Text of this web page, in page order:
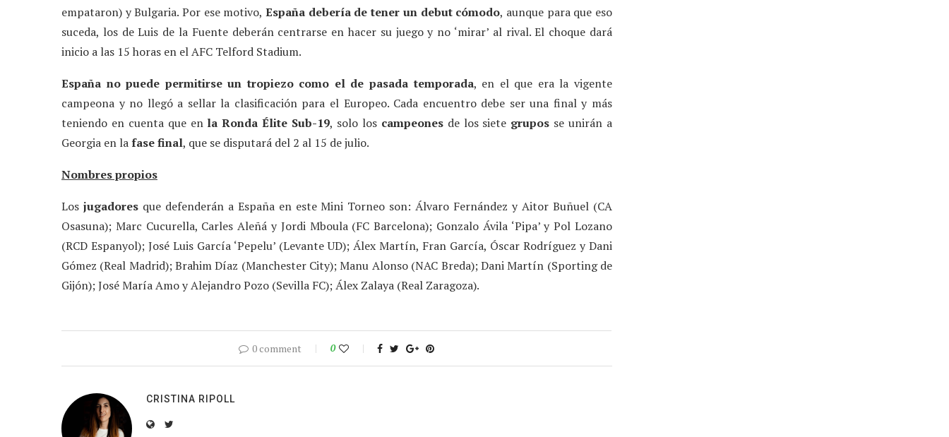
empataron) y Bulgaria. Por ese motivo,España debería de tener un debut cómodo, aunque para que eso
suceda, los de Luis de la Fuente deberán centrarse en hacer su juego y no ‘mirar’ al rival. El choque dará
inicio a las 15 horas en el AFC Telford Stadium.
España no puede permitirse un tropiezo como el de pasada temporada, en el que era la vigente
campeona y no llegó a sellar la clasificación para el Europeo. Cada encuentro debe ser una final y más
teniendo en cuenta que en la Ronda Élite Sub-19, solo los campeonesde los siete grupos se unirán a
Georgia en lafase final, que se disputará del 2 al 15 de julio.
Nombres propios
Los jugadoresque defenderán a España en este Mini Torneo son: Álvaro Fernández y Aitor Buñuel (CA
Osasuna); Marc Cucurella, Carles Aleñá y Jordi Mboula (FC Barcelona); Gonzalo Ávila ‘Pipa’ y Pol Lozano
(RCD Espanyol); José Luis García ‘Pepelu’ (Levante UD); Álex Martín, Fran García, Óscar Rodríguez y Dani
Gómez (Real Madrid); Brahim Díaz (Manchester City); Manu Alonso (NAC Breda); Dani Martín (Sporting de
Gijón); José María Amo y Alejandro Pozo (Sevilla FC); Álex Zalaya (Real Zaragoza).
0 comment 0
CRISTINA RIPOLL